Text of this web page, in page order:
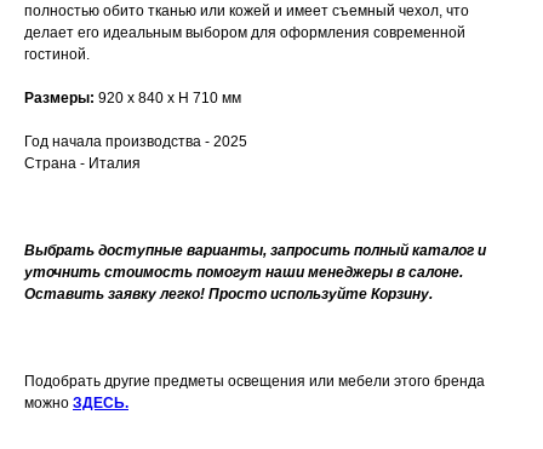
полностью обито тканью или кожей и имеет съемный чехол, что
делает его идеальным выбором для оформления современной
гостиной.
Размеры: 920 x 840 x H 710 мм
Год начала производства - 2025
Страна - Италия
Выбрать доступные варианты, запросить полный каталог и
уточнить стоимость помогут наши менеджеры в салоне.
Оставить заявку легко! Просто используйте Корзину.
Подобрать другие предметы освещения или мебели этого бренда
можно ЗДЕСЬ.